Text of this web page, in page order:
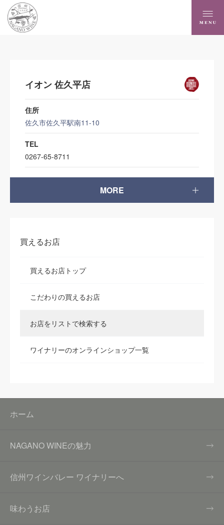
買えるお店
買えるお店トップ
こだわりの買えるお店
お店をリストで検索する
ワイナリーのオンラインショップ一覧
イオン 佐久平店
住所
佐久市佐久平駅南11-10
TEL
0267-65-8711
MORE
ホーム
NAGANO WINEの魅力
信州ワインバレー ワイナリーへ
味わうお店